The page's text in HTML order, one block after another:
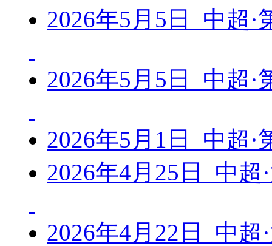
2026年5月5日 中超
2026年5月5日 中超
2026年5月1日 中超
2026年4月25日 中
2026年4月22日 中